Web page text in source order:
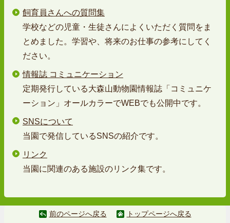
飼育員さんへの質問集
学校などの児童・生徒さんによくいただく質問をま
とめました。学習や、将来のお仕事の参考にしてく
ださい。
情報誌 コミュニケーション
定期発行している大森山動物園情報誌「コミュニケ
ーション」オールカラーでWEBでも公開中です。
SNSについて
当園で発信しているSNSの紹介です。
リンク
当園に関連のある施設のリンク集です。
前のページへ戻る トップページへ戻る